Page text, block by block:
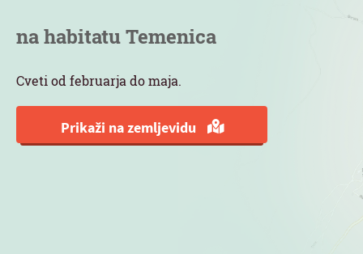
na habitatu Temenica
Cveti od februarja do maja.
Prikaži na zemljevidu